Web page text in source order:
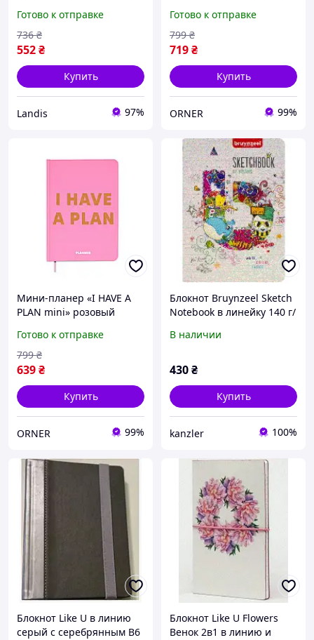
Planner ( 6416 )
Готово к отправке
552₴
736 ₴
Купить
Landis 97%
Готово к отправке
719₴
799 ₴
Купить
ORNER 99%
Мини-планер «I HAVE A
PLAN mini» розовый
Готово к отправке
639₴
799 ₴
Купить
ORNER 99%
Блокнот Bruynzeel Sketch
Notebook в линейку 140 г/
белая бумага
В наличии
430₴
Купить
kanzler 100%
Блокнот Like U в линию
серый с серебрянным B6
Блокнот Like U Flowers
Венок 2в1 в линию и